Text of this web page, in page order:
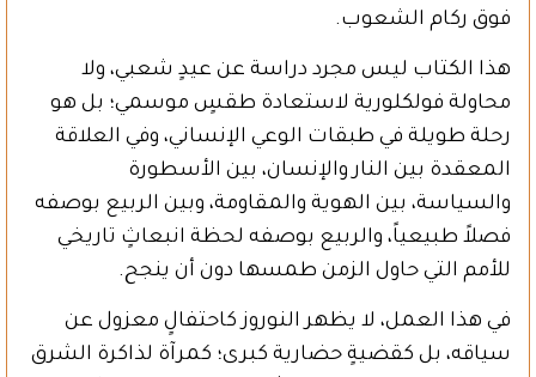
فوق ركام الشعوب.
هذا الكتاب ليس مجرد دراسة عن عيدٍ شعبي، ولا
محاولة فولكلورية لاستعادة طقسٍ موسمي؛ بل هو
رحلة طويلة في طبقات الوعي الإنساني، وفي العلاقة
المعقدة بين النار والإنسان، بين الأسطورة
والسياسة، بين الهوية والمقاومة، وبين الربيع بوصفه
فصلاً طبيعياً، والربيع بوصفه لحظة انبعاثٍ تاريخي
للأمم التي حاول الزمن طمسها دون أن ينجح.
في هذا العمل، لا يظهر النوروز كاحتفالٍ معزول عن
سياقه، بل كقضيةٍ حضارية كبرى؛ كمرآة لذاكرة الشرق